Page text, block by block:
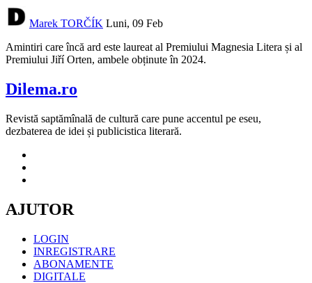
Marek TORČÍK Luni, 09 Feb
Amintiri care încă ard este laureat al Premiului Magnesia Litera și al
Premiului Jiří Orten, ambele obținute în 2024.
Dilema.ro
Revistă saptămînală de cultură care pune accentul pe eseu,
dezbaterea de idei și publicistica literară.
AJUTOR
LOGIN
INREGISTRARE
ABONAMENTE
DIGITALE